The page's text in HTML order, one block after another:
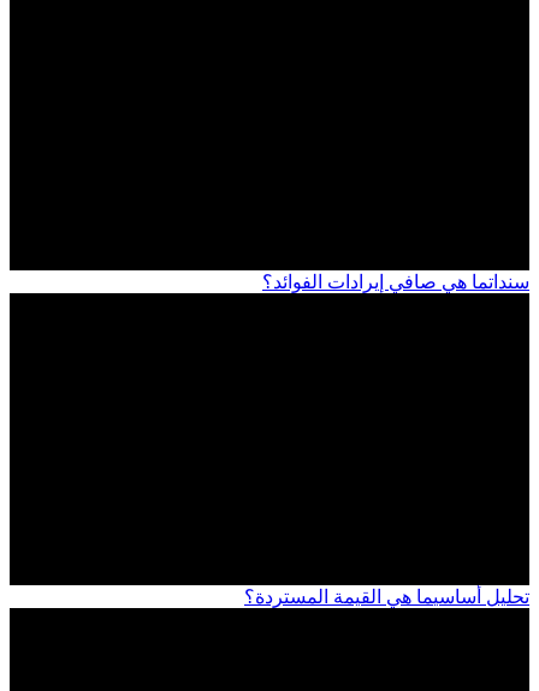
سنداتما هي صافي إيرادات الفوائد؟
تحليل أساسيما هي القيمة المستردة؟